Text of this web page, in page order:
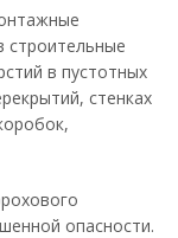
строительные
в пустотных
стенках
опасности.